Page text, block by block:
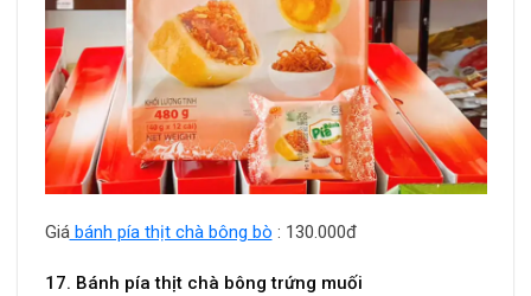
Giábánh pía thịt chà bông bò : 130.000đ
17. Bánh pía thịt chà bông trứng muối